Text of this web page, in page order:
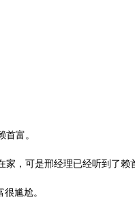
富。
，可是邢经理已经听到了
尴尬。